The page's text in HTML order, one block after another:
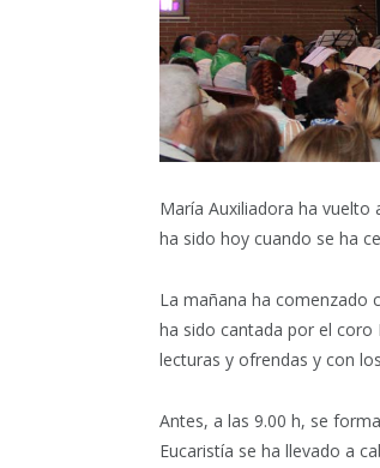
María Auxiliadora ha vuelto
ha sido hoy cuando se ha
La mañana ha comenzado
ha sido cantada por el coro
lecturas y ofrendas y con
Antes, a las 9.00 h, se
Eucaristía se ha llevado a